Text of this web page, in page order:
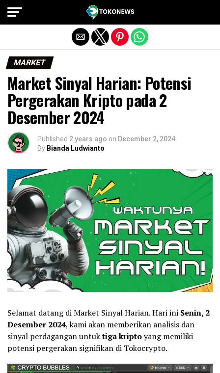
MARKET
Market Sinyal Harian: Potensi
Pergerakan Kripto pada 2
Desember 2024
Published 2 years ago on December 2, 2024
By Bianda Ludwianto
Selamat datang di Market Sinyal Harian. Hari ini Senin, 2
Desember 2024, kami akan memberikan analisis dan
sinyal perdagangan untuktiga kriptoyang memiliki
potensi pergerakan signifikan di Tokocrypto.
Exit mobile version